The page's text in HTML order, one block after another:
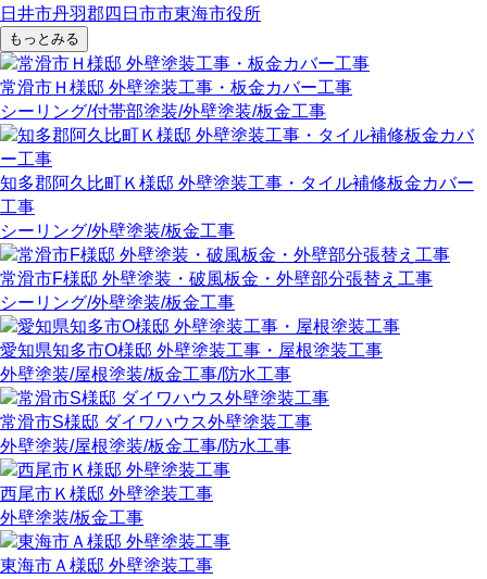
日井市丹羽郡 四日市市東海市役所
もっとみる
常滑市Ｈ様邸 外壁塗装工事・板金カバー工事
シーリング/付帯部塗装/外壁塗装/板金工事
知多郡阿久比町Ｋ様邸 外壁塗装工事・タイル補修板金カバー
工事
シーリング/外壁塗装/板金工事
常滑市F様邸 外壁塗装・破風板金・外壁部分張替え工事
シーリング/外壁塗装/板金工事
愛知県知多市O様邸 外壁塗装工事・屋根塗装工事
外壁塗装/屋根塗装/板金工事/防水工事
常滑市S様邸 ダイワハウス外壁塗装工事
外壁塗装/屋根塗装/板金工事/防水工事
西尾市Ｋ様邸 外壁塗装工事
外壁塗装/板金工事
東海市Ａ様邸 外壁塗装工事